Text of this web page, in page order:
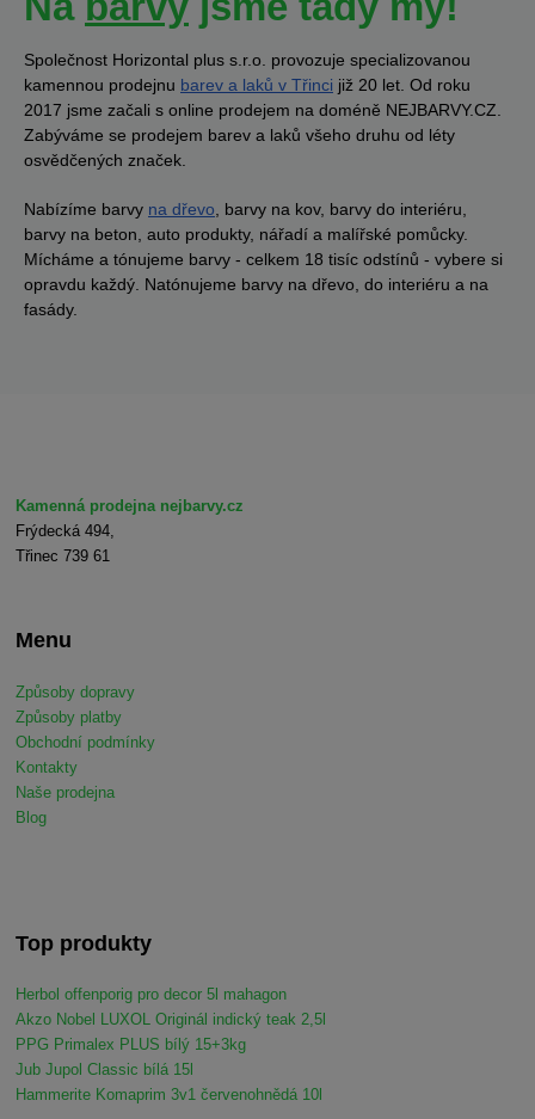
Společnost Horizontal plus s.r.o. provozuje specializovanou
kamennou prodejnu barev a laků v Třinci již 20 let. Od roku
2017 jsme začali s online prodejem na doméně NEJBARVY.CZ.
Zabýváme se prodejem barev a laků všeho druhu od léty
osvědčených značek.
Nabízíme barvy na dřevo , barvy na kov, barvy do interiéru,
barvy na beton, auto produkty, nářadí a malířské pomůcky.
Mícháme a tónujeme barvy - celkem 18 tisíc odstínů - vybere si
opravdu každý. Natónujeme barvy na dřevo, do interiéru a na
fasády.
Kamenná prodejna nejbarvy.cz
Frýdecká 494,
Třinec 739 61
Menu
Způsoby dopravy
Způsoby platby
Obchodní podmínky
Kontakty
Naše prodejna
Blog
Top produkty
Herbol offenporig pro decor 5l mahagon
Akzo Nobel LUXOL Originál indický teak 2,5l
PPG Primalex PLUS bílý 15+3kg
Jub Jupol Classic bílá 15l
Hammerite Komaprim 3v1 červenohnědá 10l